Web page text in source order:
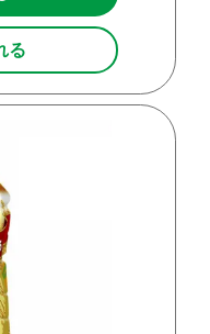
る